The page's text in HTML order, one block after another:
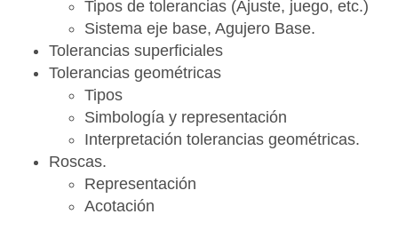
Tipos de tolerancias (Ajuste, juego, etc.)
Sistema eje base, Agujero Base.
Tolerancias superficiales
Tolerancias geométricas
Tipos
Simbología y representación
Interpretación tolerancias geométricas.
Roscas.
Representación
Acotación